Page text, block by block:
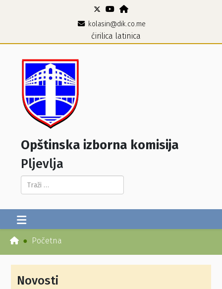
kolasin@dik.co.me
ćirilica latinica
Opštinska izborna komisija
Pljevlja
Pretraga...
Početna
Novosti